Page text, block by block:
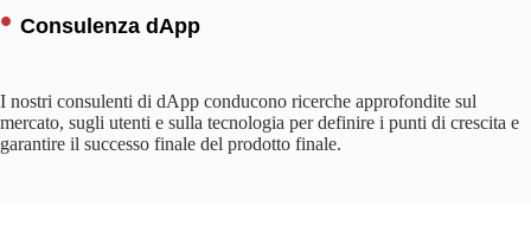
Consulenza dApp
I nostri consulenti di dApp conducono ricerche approfondite sul
mercato, sugli utenti e sulla tecnologia per definire i punti di crescita e
garantire il successo finale del prodotto finale.